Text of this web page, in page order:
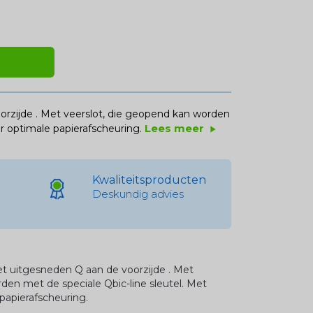
. Met veerslot, die geopend kan worden
optimale papierafscheuring. Lees meer play_arrow
Kwaliteitsproducten
Deskundig advies
uitgesneden Q aan de voorzijde . Met
met de speciale Qbic-line sleutel. Met